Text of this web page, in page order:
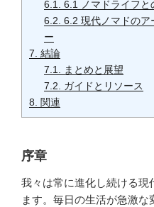
6.1.
6.1 ノマドライフと
6.2. 6.2 現代ノマドのア
ー
7. 結論
7.1.
まとめと展望
7.2.
ガイドとリソース
8. 関連
序章
我々は常に進化し続ける現
ます。毎日の生活が急激